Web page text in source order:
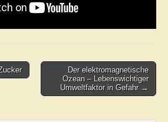
Der elektromagnetische
Ozean – Lebenswichtiger
Umweltfaktor in Gefahr →